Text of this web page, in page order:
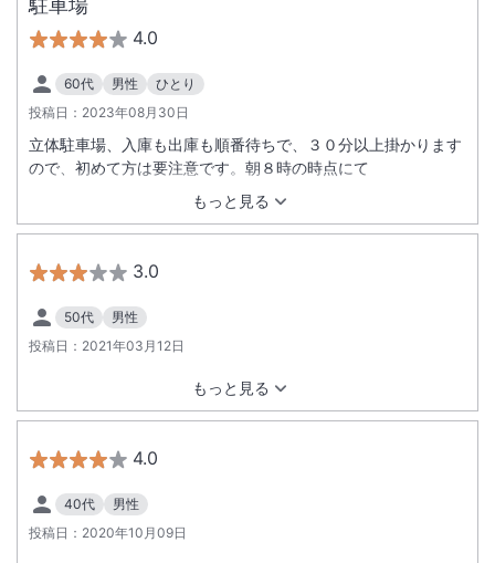
駐車場あり
駐車場
4.0
60代 男性
ひとり
投稿日： 2023年08月30日
もっと見る
立体駐車場、入庫も出庫も順番待ちで、３０分以上掛かります
ので、初めて方は要注意です。朝８時の時点にて
3.0
50代
男性
投稿日： 2021年03月12日
もっと見る
4.0
40代
男性
投稿日： 2020年10月09日